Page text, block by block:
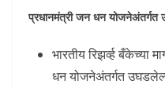
प्रधानमंत्री जन धन
भारतीय रिझर्व्ह बँकेच्या
धन योजनेअंतर्गत